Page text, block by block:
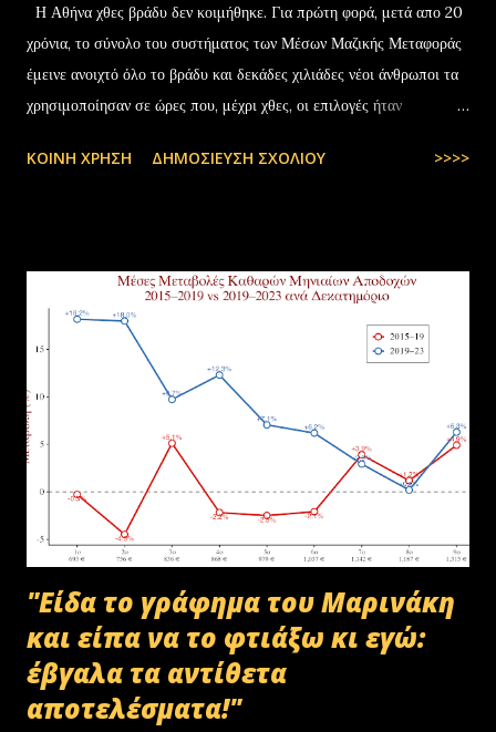
Η Αθήνα χθες βράδυ δεν κοιμήθηκε. Για πρώτη φορά, μετά απο 20
χρόνια, το σύνολο του συστήματος των Μέσων Μαζικής Μεταφοράς
έμεινε ανοιχτό όλο το βράδυ και δεκάδες χιλιάδες νέοι άνθρωποι τα
χρησιμοποίησαν σε ώρες που, μέχρι χθες, οι επιλογές ήταν
2025
ΚΟΙΝΉ ΧΡΉΣΗ ΔΗΜΟΣΊΕΥΣΗ ΣΧΟΛΊΟΥ >>>>
"Είδα το γράφημα του Μαρινάκη
και είπα να το φτιάξω κι εγώ:
έβγαλα τα αντίθετα
αποτελέσματα!"